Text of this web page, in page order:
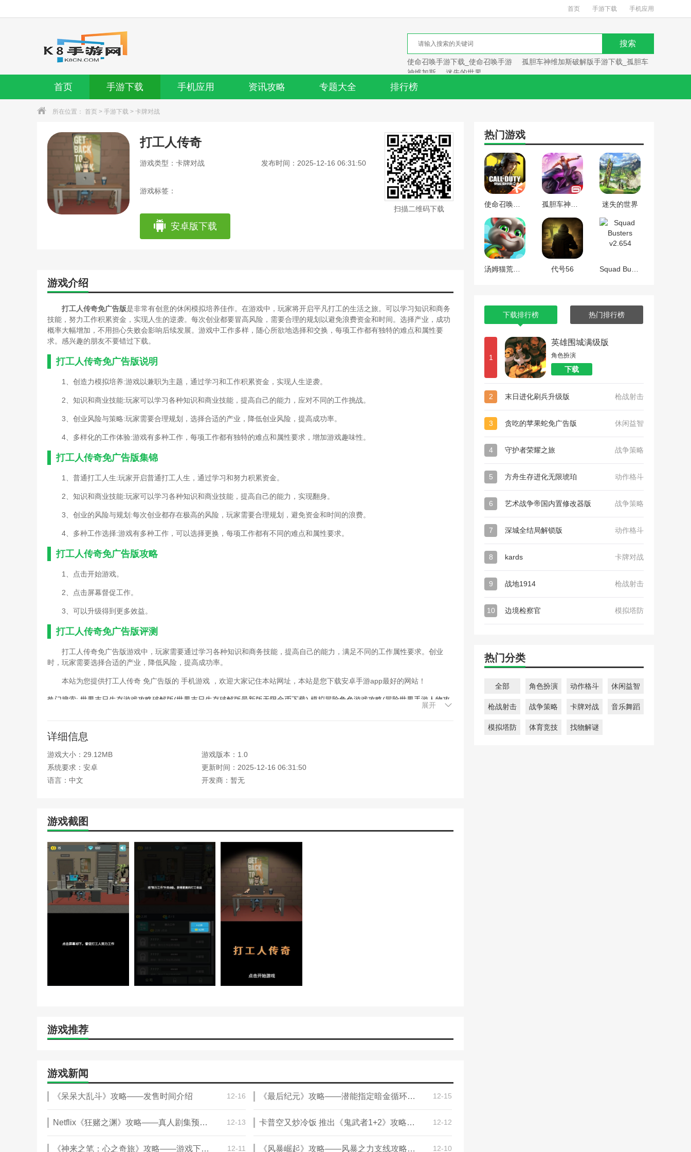
首页 手游下载 手机应用
使命召唤手游下载_使命召唤手游
孤胆车神维加斯破解版手游下载_孤胆车
神维加斯
迷失的世界
首页 手游下载 手机应用 资讯攻略 专题大全 排行榜
所在位置： 首页 > 手游下载 > 卡牌对战
打工人传奇
游戏类型：卡牌对战 发布时间：2025-12-16 06:31:50
游戏标签：
安卓版下载
扫描二维码下载
游戏介绍
打工人传奇免广告版是非常有创意的休闲模拟培养佳作。在游戏中，玩家将开启平凡打工的生活之旅。可以学习知识和商务
技能，努力工作积累资金，实现人生的逆袭。每次创业都要冒高风险，需要合理的规划以避免浪费资金和时间。选择产业，成功
概率大幅增加，不用担心失败会影响后续发展。游戏中工作多样，随心所欲地选择和交换，每项工作都有独特的难点和属性要
求。感兴趣的朋友不要错过下载。
打工人传奇免广告版说明
1、创造力模拟培养:游戏以兼职为主题，通过学习和工作积累资金，实现人生逆袭。
2、知识和商业技能:玩家可以学习各种知识和商业技能，提高自己的能力，应对不同的工作挑战。
3、创业风险与策略:玩家需要合理规划，选择合适的产业，降低创业风险，提高成功率。
4、多样化的工作体验:游戏有多种工作，每项工作都有独特的难点和属性要求，增加游戏趣味性。
打工人传奇免广告版集锦
1、普通打工人生:玩家开启普通打工人生，通过学习和努力积累资金。
2、知识和商业技能:玩家可以学习各种知识和商业技能，提高自己的能力，实现翻身。
3、创业的风险与规划:每次创业都存在极高的风险，玩家需要合理规划，避免资金和时间的浪费。
4、多种工作选择:游戏有多种工作，可以选择更换，每项工作都有不同的难点和属性要求。
打工人传奇免广告版攻略
1、点击开始游戏。
2、点击屏幕督促工作。
3、可以升级得到更多效益。
打工人传奇免广告版评测
打工人传奇免广告版游戏中，玩家需要通过学习各种知识和商务技能，提高自己的能力，满足不同的工作属性要求。创业
时，玩家需要选择合适的产业，降低风险，提高成功率。
本站为您提供打工人传奇 免广告版的 手机游戏 ，欢迎大家记住本站网址，本站是您下载安卓手游app最好的网站！
热门搜索: 世界末日生存游戏攻略破解版(世界末日生存破解版最新版无限金币下载) 模拟冒险角色游戏攻略(冒险世界手游人物攻
展开
详细信息
游戏大小：29.12MB
游戏版本：1.0
系统要求：安卓
更新时间：2025-12-16 06:31:50
语言：中文
开发商：暂无
游戏截图
游戏推荐
游戏新闻
《呆呆大乱斗》攻略——发售时间介绍 12-16 《最后纪元》攻略——潜能指定暗金循环制作法介绍 12-15
Netflix《狂赌之渊》攻略——真人剧集预告 5月15日播出 12-13 卡普空又炒冷饭 推出《鬼武者1+2》攻略——合集和更新 12-12
《神来之笔：心之奇旅》攻略——游戏下载网址介绍 12-11 《风暴崛起》攻略——风暴之力支线攻略分享 12-10
热门游戏
迷失的世界
代号56
下载排行榜 热门排行榜
1
英雄围城满级版
角色扮演
下载
2 末日进化刷兵升级版 枪战射击
3 贪吃的苹果蛇免广告版 休闲益智
4 守护者荣耀之旅 战争策略
5 方舟生存进化无限琥珀 动作格斗
6 艺术战争帝国内置修改器版 战争策略
7 深城全结局解锁版 动作格斗
8 kards 卡牌对战
9 战地1914 枪战射击
10 边境检察官 模拟塔防
热门分类
全部 角色扮演 动作格斗 休闲益智
枪战射击 战争策略 卡牌对战 音乐舞蹈
模拟塔防 体育竞技 找物解谜